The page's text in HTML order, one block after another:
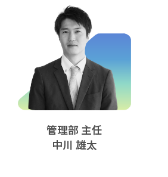
睦備建設ってどんな
キャリア開発
Recruitment
キャリア採用
新卒採用（マイナビ
新卒採用（Re就活キャン
管理部 主任
中川 雄太